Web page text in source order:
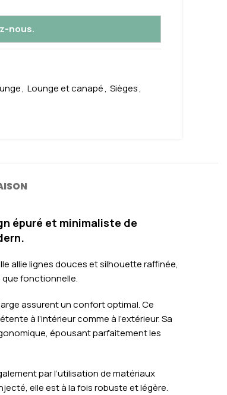
nous.
, Lounge et canapé, Sièges,
épuré et minimaliste de
allie lignes douces et silhouette raffinée,
fonctionnelle.
assurent un confort optimal. Ce
à l’intérieur comme à l’extérieur. Sa
épousant parfaitement les
par l’utilisation de matériaux
elle est à la fois robuste et légère.